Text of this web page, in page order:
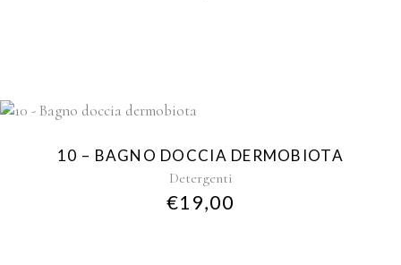
del
prodotto
10 – BAGNO DOCCIA DERMOBIOTA
Detergenti
€19,00